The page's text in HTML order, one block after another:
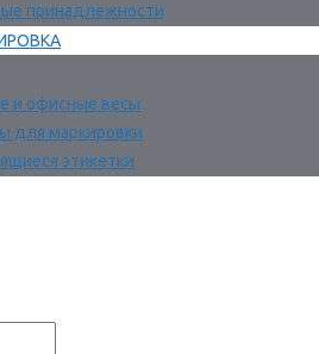
принадлежности
и офисные весы
для маркировки
этикетки